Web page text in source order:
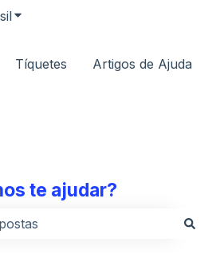
Mostrar submenu para traduções
Tíquetes Artigos de Ajuda
te ajudar?